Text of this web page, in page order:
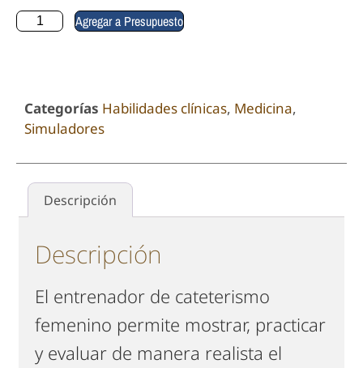
Agregar a Presupuesto
Categorías Habilidades clínicas, Medicina,
Simuladores
Descripción
Descripción
El entrenador de cateterismo
femenino permite mostrar, practicar
y evaluar de manera realista el